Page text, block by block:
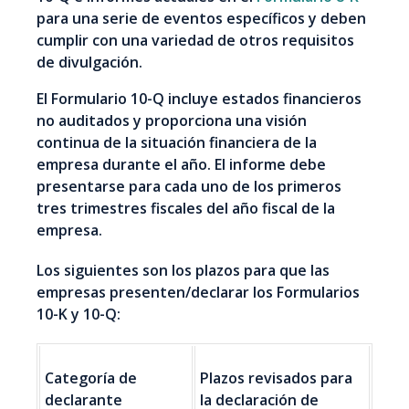
para una serie de eventos específicos y deben
cumplir con una variedad de otros requisitos
de divulgación.
El Formulario 10-Q incluye estados financieros
no auditados y proporciona una visión
continua de la situación financiera de la
empresa durante el año. El informe debe
presentarse para cada uno de los primeros
tres trimestres fiscales del año fiscal de la
empresa.
Los siguientes son los plazos para que las
empresas presenten/declarar los Formularios
10-K y 10-Q:
Categoría de
declarante
Plazos revisados para
la declaración de